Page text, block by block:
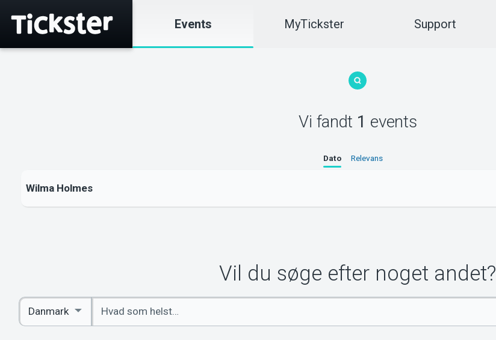
Events MyTickster Support
Vi fandt 1 events
Dato Relevans
Wilma Holmes
Vil du søge efter noget andet?
Indtast
søgeord
Select
Country